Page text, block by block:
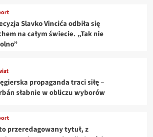
Slavko Vincića odbiła się
na całym świecie. „Tak nie
propaganda traci siłę –
słabnie w obliczu wyborów
przeredagowany tytuł, z